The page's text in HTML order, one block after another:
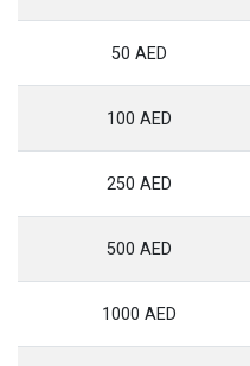
50 AED
100 AED
250 AED
500 AED
1000 AED